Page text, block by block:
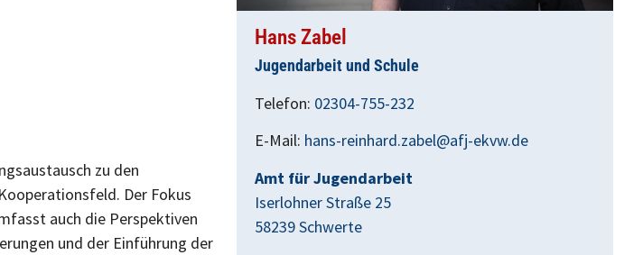
zu den
Der Fokus
auch die Perspektiven
und der Einführung der
Hans Zabel
Jugendarbeit und Schule
Telefon: 02304-755-232
E-Mail: hans-reinhard.zabel@afj-ekvw.de
Amt für Jugendarbeit
Iserlohner Straße 25
58239 Schwerte